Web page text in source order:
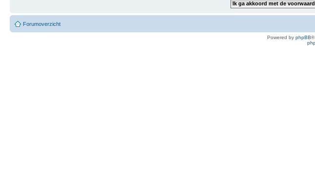
Forumoverzicht
Powered by phpBB®